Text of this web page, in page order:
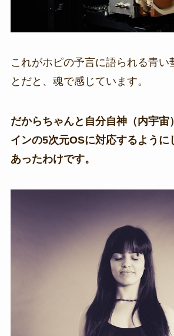
これがホピの予言に語られる青い
とだと、魂で感じています。
だからちゃんと自分自神（内宇宙
インの5次元OSに対応するように
あったわけです。